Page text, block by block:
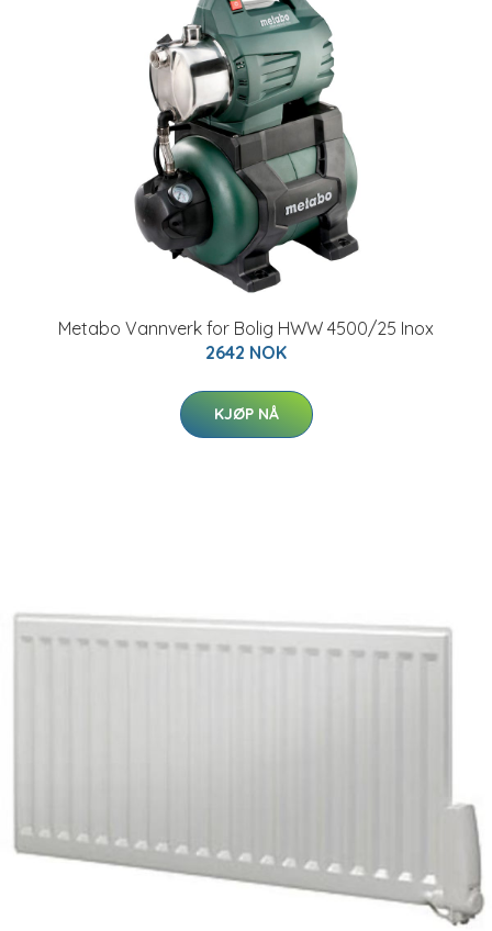
Metabo Vannverk for Bolig HWW 4500/25 Inox
2642 NOK
KJØP NÅ